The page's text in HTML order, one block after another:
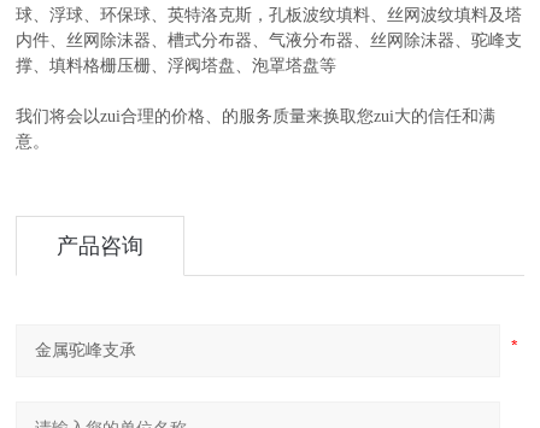
球、浮球、环保球、英特洛克斯，孔板波纹填料、丝网波纹填料及塔
内件、丝网除沫器、槽式分布器、气液分布器、丝网除沫器、驼峰支
撑、填料格栅压栅、浮阀塔盘、泡罩塔盘等
我们将会以zui合理的价格、的服务质量来换取您zui大的信任和满
意。
产品咨询